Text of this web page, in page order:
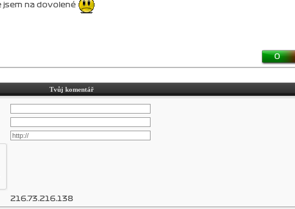
jsem na dovolené
0
Tvůj komentář
216.73.216.138